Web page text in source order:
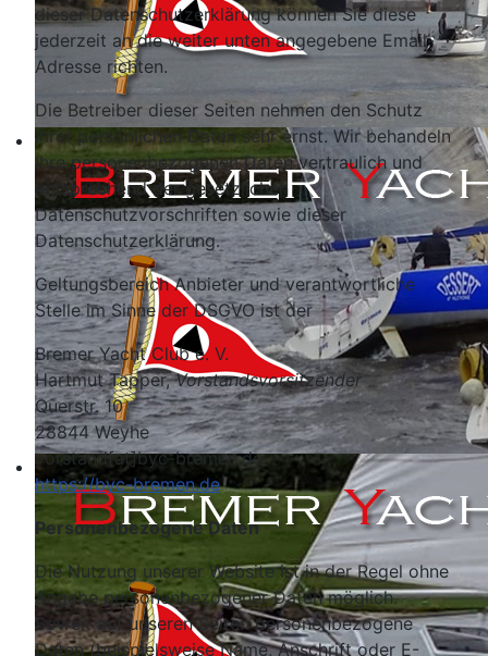
dieser Datenschutzerklärung können Sie diese
jederzeit an die weiter unten angegebene Email-
Adresse richten.
Die Betreiber dieser Seiten nehmen den Schutz
Ihrer persönlichen Daten sehr ernst. Wir behandeln
Ihre personenbezogenen Daten vertraulich und
entsprechend der gesetzlichen
Datenschutzvorschriften sowie dieser
Datenschutzerklärung.
Geltungsbereich Anbieter und verantwortliche
Stelle im Sinne der DSGVO ist der
Bremer Yacht Club e. V.
Hartmut Tapper,Vorstandsvorsitzender
Querstr. 10
28844 Weyhe
vorstand[at]byc-bremen.de
https://byc-bremen.de
Personenbezogene Daten
Die Nutzung unserer Website ist in der Regel ohne
Angabe personenbezogener Daten möglich.
Soweit auf unseren Seiten personenbezogene
Daten (beispielsweise Name, Anschrift oder E-